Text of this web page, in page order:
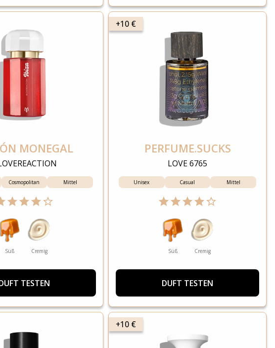
MONEGAL
Cosmopolitan Mittel
Süß Cremig
TESTEN
+10 €
PERFUME.SUCKS
LOVE 6765
Unisex Casual Mittel
Süß Cremig
DUFT TESTEN
+10 €